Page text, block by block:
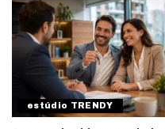
estúdio TRENDY